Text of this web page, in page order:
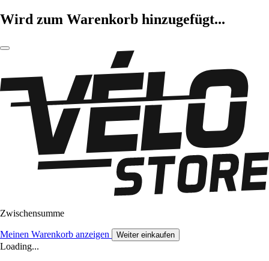
Wird zum Warenkorb hinzugefügt...
Zwischensumme
Meinen Warenkorb anzeigen Weiter einkaufen
Loading...